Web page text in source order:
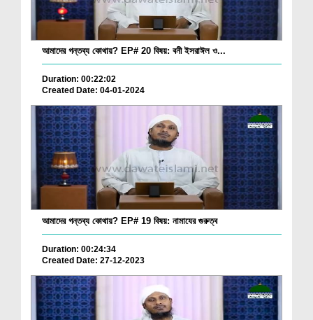
আমাদের গন্তব্য কোথায়? EP# 20 বিষয়: বনী ইসরাঈল ও...
Duration: 00:22:02
Created Date: 04-01-2024
আমাদের গন্তব্য কোথায়? EP# 19 বিষয়: নামাযের গুরুত্ব
Duration: 00:24:34
Created Date: 27-12-2023